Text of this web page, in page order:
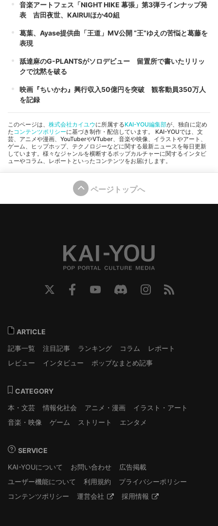
音楽アートフェス「NIGHT HIKE 幕張」第3弾ラインナップ発
表 吉田夜世、KAIRUIほか40組
葛葉、Ayase提供曲「王道」MV公開 “王”ゆえの苦悩と葛藤を
表現
舐達麻のG-PLANTSがソロデビュー 留置所で書いたリリッ
クで沈黙を破る
映画『ちいかわ』興行収入50億円を突破 観客動員350万人
を記録
このページは、 株式会社カイユウに所属するKAI-YOU編集部が、独自に定め
たコンテンツポリシーに基づき制作・配信しています。 KAI-YOUでは、文
芸、アニメや漫画、YouTuberやVTuber、音楽や映像、イラストやアート、
ゲーム、ヒップホップ、テクノロジーなどに関する最新ニュースを毎日更新
しています。様々なジャンルを横断するポップカルチャーに関するインタビ
ューやコラム、レポートといったコンテンツをお届けします。
ページトップへ
ARTICLE
記事一覧
注目記事 ランキング コラム
レポート
レビュー
インタビュー ポップなまとめ記事
CATEGORY
本・文芸
情報化社会 アニメ・漫画
イラスト・アート
音楽・映像
ゲーム ストリート エンタメ
SERVICE
KAI-YOUについて
お問い合わせ
広告掲載
ユーザー機能について
利用規約
プライバシーポリシー
コンテンツポリシー
運営会社 採用情報